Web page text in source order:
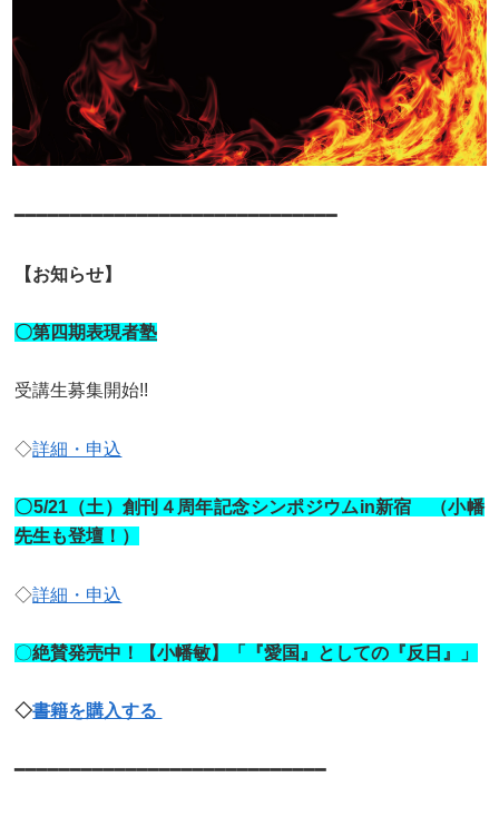
━━━━━━━━━━━━━━━━━━━━━━━━━━━━━
【お知らせ】
〇第四期表現者塾
受講生募集開始!!
◇詳細・申込
〇5/21（土）創刊４周年記念シンポジウムin新宿 （小幡
先生も登壇！）
◇詳細・申込
〇絶賛発売中！【小幡敏】「『愛国』としての『反日』」
◇書籍を購入する
━━━━━━━━━━━━━━━━━━━━━━━━━━━━